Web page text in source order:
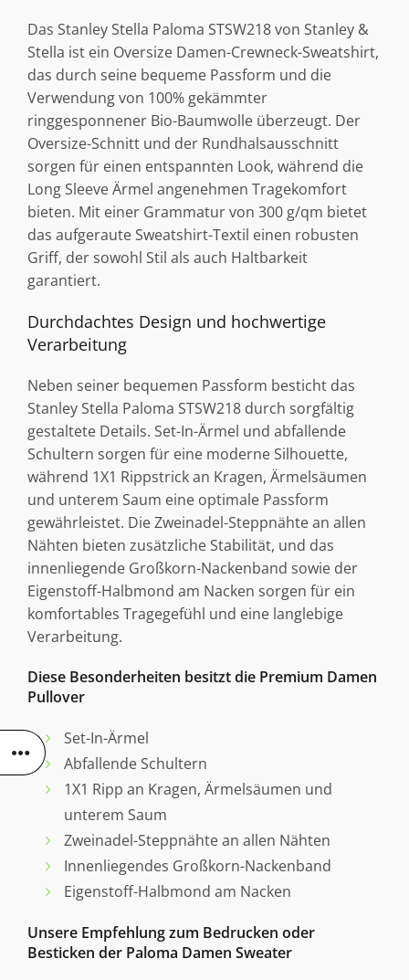
Das Stanley Stella Paloma STSW218 von Stanley &
Stella ist ein Oversize Damen-Crewneck-Sweatshirt,
das durch seine bequeme Passform und die
Verwendung von 100% gekämmter
ringgesponnener Bio-Baumwolle überzeugt. Der
Oversize-Schnitt und der Rundhalsausschnitt
sorgen für einen entspannten Look, während die
Long Sleeve Ärmel angenehmen Tragekomfort
bieten. Mit einer Grammatur von 300 g/qm bietet
das aufgeraute Sweatshirt-Textil einen robusten
Griff, der sowohl Stil als auch Haltbarkeit
garantiert.
Durchdachtes Design und hochwertige
Verarbeitung
Neben seiner bequemen Passform besticht das
Stanley Stella Paloma STSW218 durch sorgfältig
gestaltete Details. Set-In-Ärmel und abfallende
Schultern sorgen für eine moderne Silhouette,
während 1X1 Rippstrick an Kragen, Ärmelsäumen
und unterem Saum eine optimale Passform
gewährleistet. Die Zweinadel-Steppnähte an allen
Nähten bieten zusätzliche Stabilität, und das
innenliegende Großkorn-Nackenband sowie der
Eigenstoff-Halbmond am Nacken sorgen für ein
komfortables Tragegefühl und eine langlebige
Verarbeitung.
Diese Besonderheiten besitzt die Premium Damen
Pullover
Set-In-Ärmel
Abfallende Schultern
1X1 Ripp an Kragen, Ärmelsäumen und
unterem Saum
Zweinadel-Steppnähte an allen Nähten
Innenliegendes Großkorn-Nackenband
Eigenstoff-Halbmond am Nacken
Unsere Empfehlung zum Bedrucken oder
Besticken der Paloma Damen Sweater